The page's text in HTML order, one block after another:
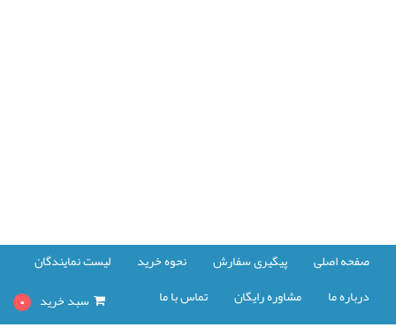
صفحه اصلی پیگیری سفارش نحوه خرید لیست نمایندگان
درباره ما مشاوره رایگان تماس با ما سبد خرید 0